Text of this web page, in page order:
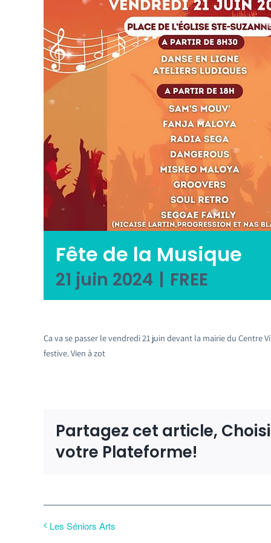
Fête de la Musique
21 juin 2024 | FREE
Ça va se passer le vendredi 21 juin devant la mairie du
festive. Vien à zot
Partagez cet article,
votre Plateforme!
Les Séniors Arts